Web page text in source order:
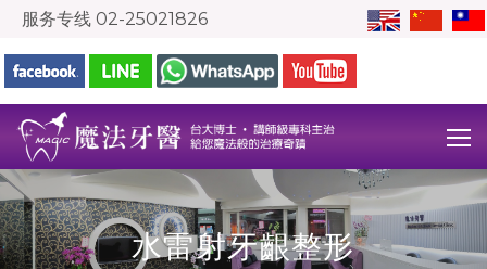
服务专线 02-25021826
水雷射牙齦整形